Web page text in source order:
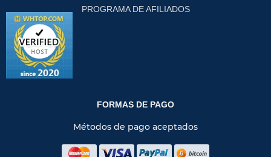
PROGRAMA DE AFILIADOS
FORMAS DE PAGO
Métodos de pago aceptados